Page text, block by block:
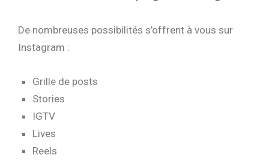
De nombreuses possibilités s’offrent à vous sur
Instagram :
Grille de posts
Stories
IGTV
Lives
Reels